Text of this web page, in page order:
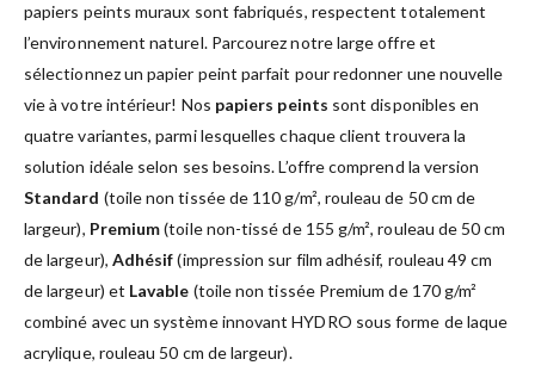
papiers peints muraux sont fabriqués, respectent totalement
l’environnement naturel. Parcourez notre large offre et
sélectionnez un papier peint parfait pour redonner une nouvelle
vie à votre intérieur! Nos papiers peints sont disponibles en
quatre variantes, parmi lesquelles chaque client trouvera la
solution idéale selon ses besoins. L’offre comprend la version
Standard (toile non tissée de 110 g/m², rouleau de 50 cm de
largeur), Premium(toile non-tissé de 155 g/m², rouleau de 50 cm
de largeur), Adhésif(impression sur film adhésif, rouleau 49 cm
de largeur) et Lavable (toile non tissée Premium de 170 g/m²
combiné avec un système innovant HYDRO sous forme de laque
acrylique, rouleau 50 cm de largeur).